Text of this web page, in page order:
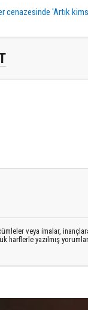
cenazesinde 'Artık
veya imalar,
harflerle yazılmış